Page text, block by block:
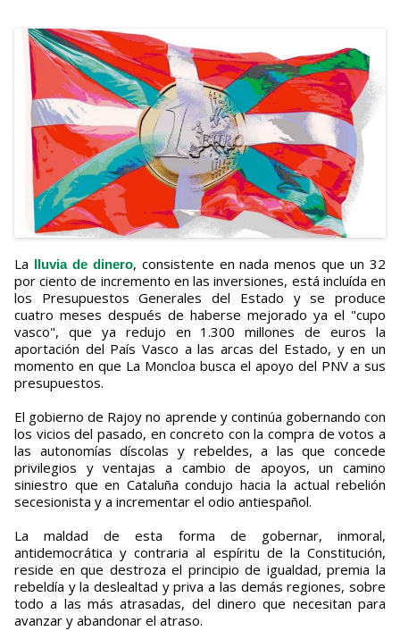
La lluvia de dinero, consistente en nada menos que un 32
por ciento de incremento en las inversiones, está incluída en
los Presupuestos Generales del Estado y se produce
cuatro meses después de haberse mejorado ya el "cupo
vasco", que ya redujo en 1.300 millones de euros la
aportación del País Vasco a las arcas del Estado, y en un
momento en que La Moncloa busca el apoyo del PNV a sus
presupuestos.
El gobierno de Rajoy no aprende y continúa gobernando con
los vicios del pasado, en concreto con la compra de votos a
las autonomías díscolas y rebeldes, a las que concede
privilegios y ventajas a cambio de apoyos, un camino
siniestro que en Cataluña condujo hacia la actual rebelión
secesionista y a incrementar el odio antiespañol.
La maldad de esta forma de gobernar, inmoral,
antidemocrática y contraria al espíritu de la Constitución,
reside en que destroza el principio de igualdad, premia la
rebeldía y la deslealtad y priva a las demás regiones, sobre
todo a las más atrasadas, del dinero que necesitan para
avanzar y abandonar el atraso.